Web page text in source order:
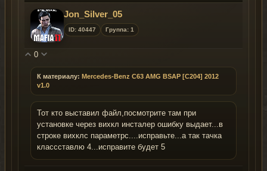
Jon_Silver_05
ID: 40447 Группа: 1
0
К материалу: Mercedes-Benz C63 AMG BSAP [C204] 2012
v1.0
Тот кто выставил файл,посмотрите там при
установке через вихкл инсталер ошибку выдает...в
строке вихклс параметрс....исправьте...а так тачка
классставлю 4...исправите будет 5